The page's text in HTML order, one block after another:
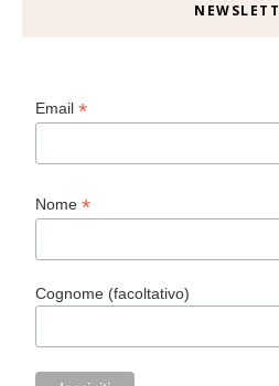
Email*
Nome*
Cognome (facoltativo)